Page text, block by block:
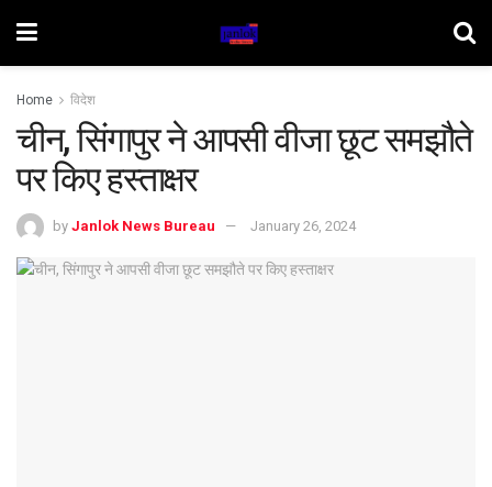
Home विदेश
चीन, सिंगापुर ने आपसी वीजा छूट समझौते
पर किए हस्ताक्षर
by Janlok News Bureau January 26, 2024